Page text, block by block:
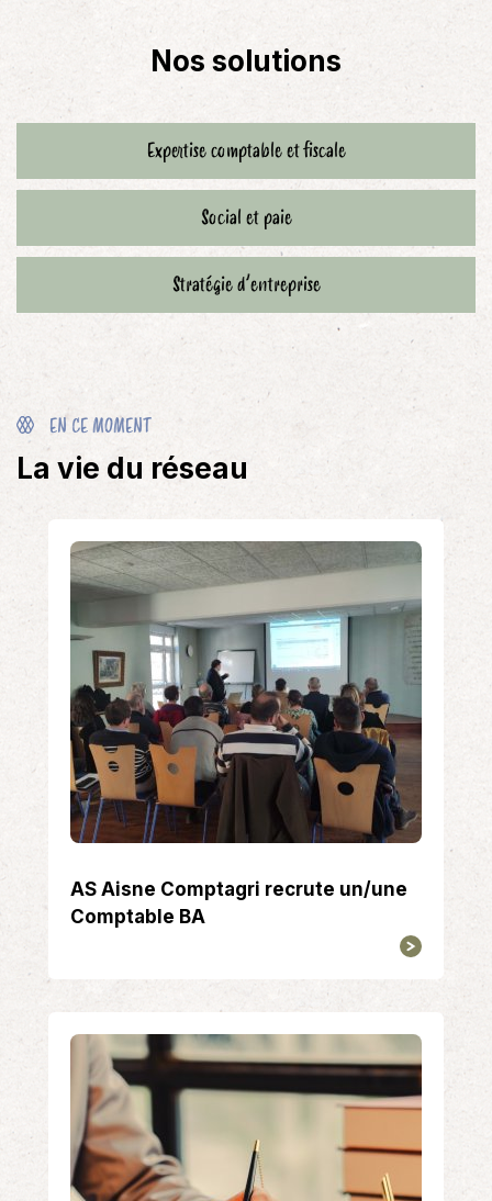
Nos solutions
Expertise comptable et fiscale
Social et paie
Stratégie d’entreprise
EN CE MOMENT
La vie du réseau
AS Aisne Comptagri recrute un/une
Comptable BA